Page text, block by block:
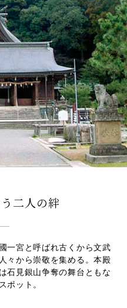
スト
二人の絆
一宮と呼ばれ古くから文武
々から崇敬を集める。本殿
石見銀山争奪の舞台ともな
ポット。